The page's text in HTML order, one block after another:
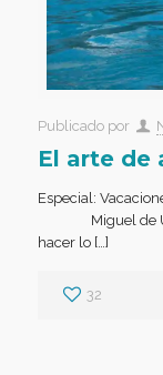
Publicado por
El arte de
Especial:
Miguel de
hacer lo […]
32